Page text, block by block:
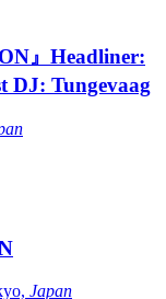
』Headliner:
DJ: Tungevaag
Japan